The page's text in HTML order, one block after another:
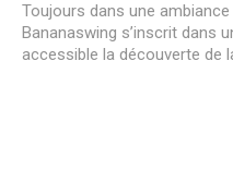
Toujours dans une
Bananaswing s’inscrit dans
accessible la découverte de